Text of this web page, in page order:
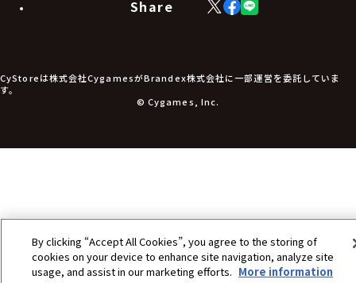
食品・飲料品
アパレル小物
アクセサリー
Share
X
(Twitter)
Facebook
LINE
CyStoreは株式会社CygamesがBrandex株式会社に一部運営を委託していま
す。
© Cygames, Inc.
By clicking “Accept All Cookies”, you agree to the storing of
cookies on your device to enhance site navigation, analyze site
usage, and assist in our marketing efforts. More information